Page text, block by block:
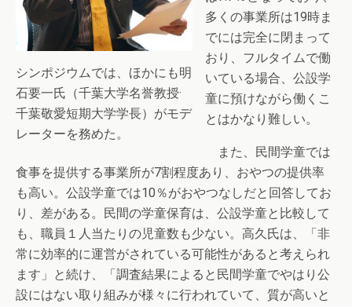
シンポジウムでは、ほかにも明
石要一氏（千葉大学名誉教授·
千葉敬愛短期大学学長）がモデ
レーターを務めた。
多くの事業所は19時ま
でには完全に閉まって
おり、フルタイムで働
いている場合、公設学
童に預けながら働くこ
とはかなり難しい。
また、民間学童では
食事を提供する事業所が7割程度あり、おやつの提供率
も高い。公設学童では10％がおやつなしだと回答してお
り、差がある。民間の学童保育は、公設学童と比較して
も、職員１人当たりの児童数も少ない。高久氏は、「非
常に効率的に運営がされている可能性があると考えられ
ます」と続け、「調査結果によると民間学童でやはり公
設にはない取り組みが様々に行われていて、質が高いと